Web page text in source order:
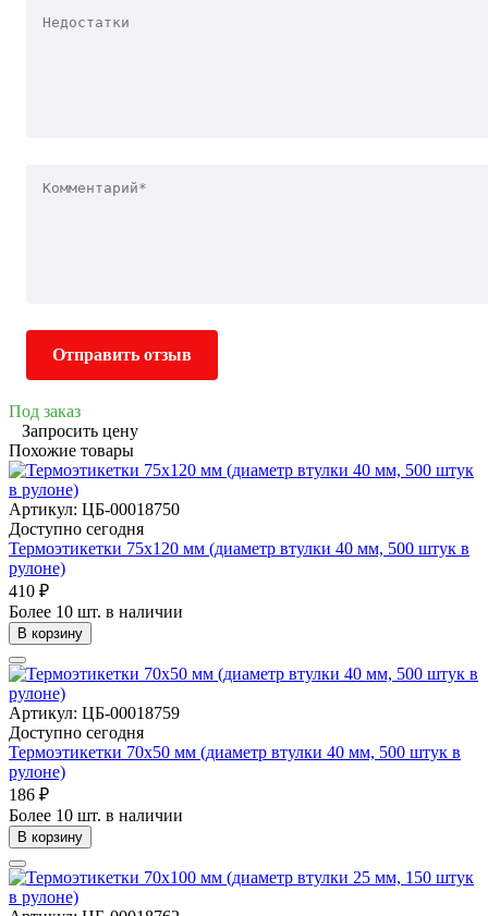
Отправить отзыв
Под заказ
Запросить цену
Похожие товары
Артикул: ЦБ-00018750
Доступно сегодня
Термоэтикетки 75х120 мм (диаметр втулки 40 мм, 500 штук в
рулоне)
410 ₽
Более 10 шт. в наличии
В корзину
Артикул: ЦБ-00018759
Доступно сегодня
Термоэтикетки 70х50 мм (диаметр втулки 40 мм, 500 штук в
рулоне)
186 ₽
Более 10 шт. в наличии
В корзину